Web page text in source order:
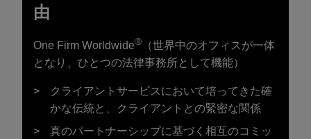
由
One Firm Worldwide® （世界中のオフィスが一体
となり、ひとつの法律事務所として機能）
クライアントサービスにおいて培ってきた確
かな伝統と、クライアントとの緊密な関係
真のパートナーシップに基づく相互のコミッ